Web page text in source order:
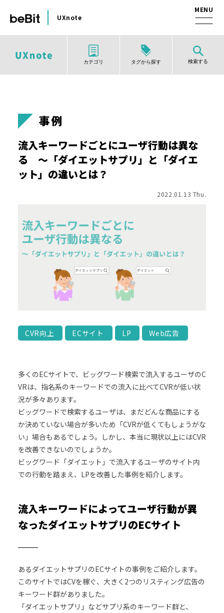
UXnote
カテゴリ タグから探す 検索する
事例
流入キーワードごとにユーザ行動は異な
る ～「ダイエットサプリ」と「ダイエ
ット」の違いとは？
2022.01.13 Thu.
CVR向上 ECサイト LP Web広告
多くのECサイトで、ビッグワード検索で流入するユーザのC
VRは、指名系のキーワードでの流入に比べてCVRが低い状
況が多々あります。
ビッグワードで検索するユーザは、まだどんな商品にする
か決めていない場合が多いため「CVRが低くてもしょうがな
い」場合もあるでしょう。しかし、本当に現状以上にはCVR
を改善できないのでしょうか。
ビッグワード「ダイエット」で流入するユーザのサイト内
での行動を踏まえ、LPを改善した事例を紹介します。
流入キーワードによってユーザ行動が異
なったダイエットサプリのECサイト
あるダイエットサプリのECサイトの事例をご紹介します。
このサイトではCVを稼ぐ、大きく2つのリスティング広告の
キーワード群がありました。
「ダイエットサプリ」などサプリ系のキーワード群と、